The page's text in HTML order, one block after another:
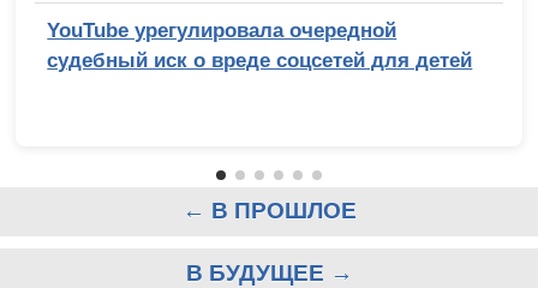
YouTube урегулировала очередной
судебный иск о вреде соцсетей для детей
← В ПРОШЛОЕ
В БУДУЩЕЕ →